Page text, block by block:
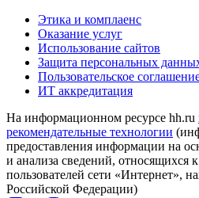
Этика и комплаенс
Оказание услуг
Использование сайтов
Защита персональных
Пользовательское
ИТ аккредитация
На информационном ресурсе hh.ru
рекомендательные технологии
предоставления информации на
и анализа сведений, относящихся
пользователей сети «Интернет»,
Российской Федерации)